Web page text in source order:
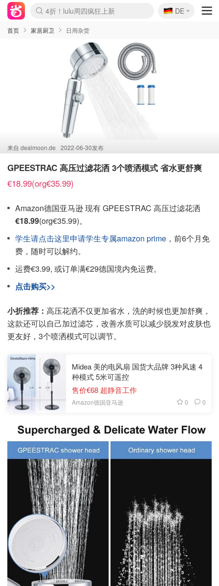
Boticinal 夏促开抢！
4折！lulu周四疯狂上新
还没结束！&OtherStories大促
Joybuy变相75折 随时失效
速领！Stanley独家85折
疑似霸哥！Camper额外叠85折
Zalando 奥莱闪促！每日更新
Moncler反季囤！5折起+叠9折
Coach Brooklyn仅€192
🇩🇪
DE
首页 家居厨卫 日用杂货
来自 dealmoon.de 2022-06-30发布
GPEESTRAC 高压过滤花洒 3个喷洒模式 省水更舒爽
€18.99(org€35.99)
Amazon德国亚马逊 现有 GPEESTRAC 高压过滤花洒
€18.99(org€35.99)。
学生请点击这里申请学生专属amazon prime ，前6个月免
费，随时可以解约。
运费€3.99, 或订单满€29德国境内免运费。
点击购买>>
小折推荐： 高压花洒不仅更加省水，洗的时候也更加舒爽，
这款还可以自己加过滤芯，改善水质可以减少脱发对皮肤也
更友好，3个喷洒模式可以调节。
Midea 美的电风扇 国货大品牌 3种风速 4
种模式 5米可遥控
售价€68 超静音工作
Amazon德国亚马逊 0 0